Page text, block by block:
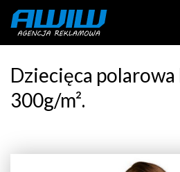
Dziecięca
300g/m².